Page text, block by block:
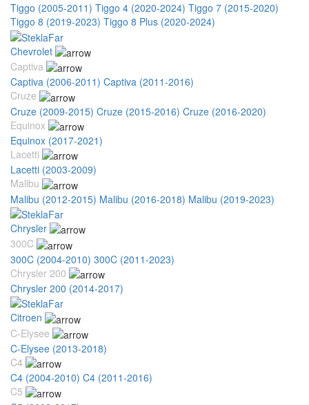
Tiggo (2005-2011) Tiggo 4 (2020-2024) Tiggo 7 (2015-2020)
Tiggo 8 (2019-2023) Tiggo 8 Plus (2020-2024)
Chevrolet
Captiva
Captiva (2006-2011) Captiva (2011-2016)
Cruze
Cruze (2009-2015) Cruze (2015-2016) Cruze (2016-2020)
Equinox
Equinox (2017-2021)
Lacetti
Lacetti (2003-2009)
Malibu
Malibu (2012-2015) Malibu (2016-2018) Malibu (2019-2023)
Chrysler
300C
300C (2004-2010) 300C (2011-2023)
Chrysler 200
Chrysler 200 (2014-2017)
Citroen
C-Elysee
C-Elysee (2013-2018)
C4
C4 (2004-2010) C4 (2011-2016)
C5